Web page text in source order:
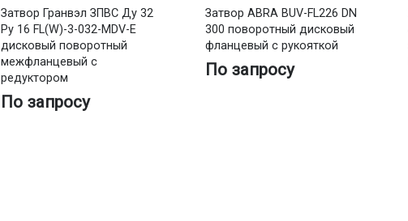
Затвор Гранвэл ЗПВС Ду 32
Ру 16 FL(W)-3-032-MDV-E
дисковый поворотный
межфланцевый с
редуктором
По запросу
Затвор ABRA BUV-FL226 DN
300 поворотный дисковый
фланцевый с рукояткой
По запросу